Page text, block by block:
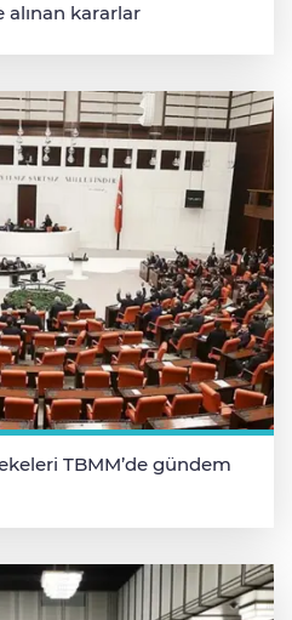
alınan kararlar
TBMM’de gündem